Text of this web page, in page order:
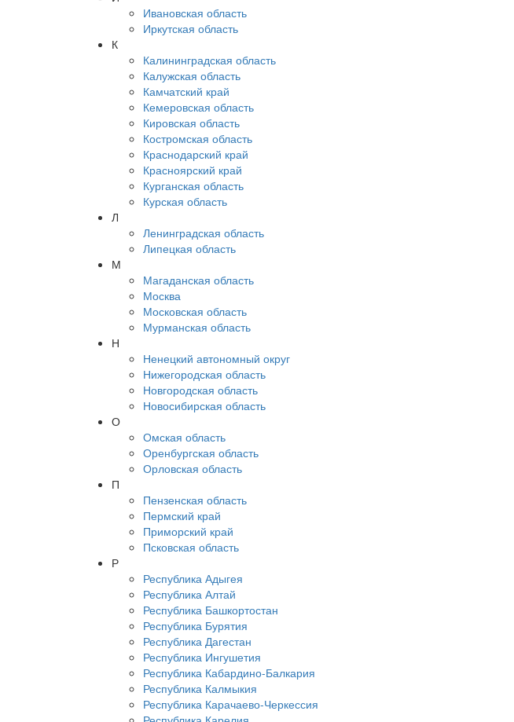
Ивановская область
Иркутская область
К
Калининградская область
Калужская область
Камчатский край
Кемеровская область
Кировская область
Костромская область
Краснодарский край
Красноярский край
Курганская область
Курская область
Л
Ленинградская область
Липецкая область
М
Магаданская область
Москва
Московская область
Мурманская область
Н
Ненецкий автономный округ
Нижегородская область
Новгородская область
Новосибирская область
О
Омская область
Оренбургская область
Орловская область
П
Пензенская область
Пермский край
Приморский край
Псковская область
Р
Республика Адыгея
Республика Алтай
Республика Башкортостан
Республика Бурятия
Республика Дагестан
Республика Ингушетия
Республика Кабардино-Балкария
Республика Калмыкия
Республика Карачаево-Черкессия